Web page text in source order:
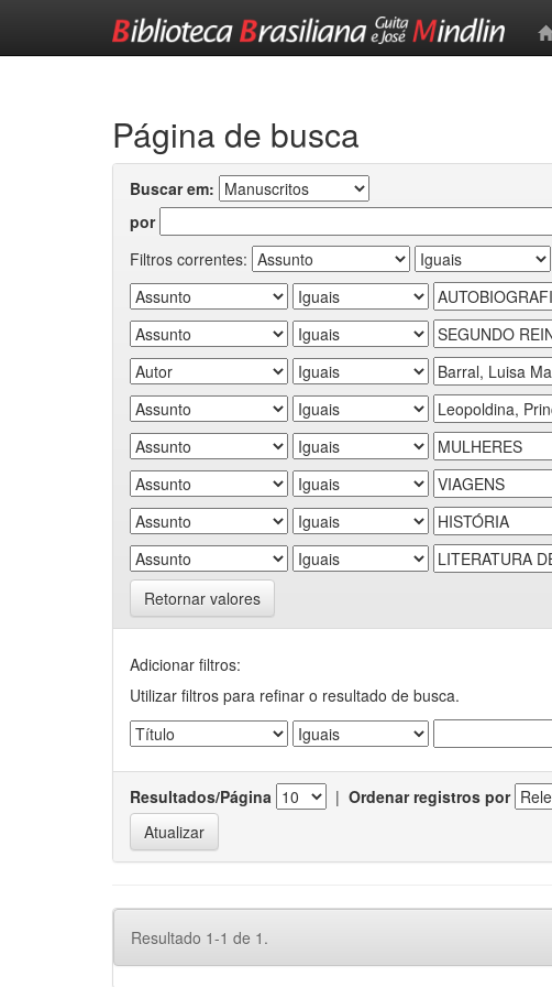
Página de busca
Buscar em:
por
Filtros correntes:
Retornar valores
Adicionar filtros:
Utilizar filtros para refinar o resultado de busca.
Resultados/Página | Ordenar registros por
Resultado 1-1 de 1.